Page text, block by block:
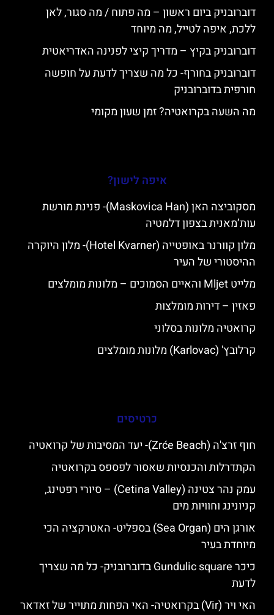
דוברובניק ביום ראשון – מה פתוח / מה סגור, לאן
ללכת, איפה לטייל, מה מיוחד
דוברובניק בקיץ – מדריך קיצי לפנינה האדריאטית
דוברובניק בחורף- כל מה שצריך לדעת על חופשה
חורפית בדוברובניק
מה השעה בקרואטיה? זמן שעון מקומי
איפה לישון?
מסקוביצה האן (Maskovica Han)- פנינת מורשת
עות’מאנית בצפון דלמטיה
מלון קוורנר באופטייה (Hotel Kvarner)- מלון היוקרה
ההיסטורי של העיר
מלייט Mljet והאיים הסמוכים – מלונות מומלצים
פאזין – דירות מומלצות
קרואטיה מלונות בסלוני
קרלובץ' (Karlovac) מלונות מומלצים
כרטיסים
חוף זרצ'ה (Zrće Beach)- יעד המסיבות של קרואטיה
הקתדרלות והכנסיות שאסור לפספס בקרואטיה
עמק נהר צטינה (Cetina Valley) – סיורי רפטינג,
קניונינג וחוויות מים
אורגן הים (Sea Organ) בספליט- האטרקציה הכי
מיוחדת בעיר
כיכר Gundulic square בדוברובניק- כל מה שצריך
לדעת
האי ויר (Vir) בקרואטיה- האי הפחות מתוייר של זאדאר